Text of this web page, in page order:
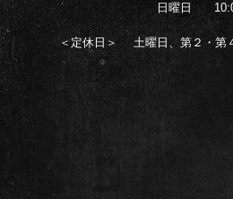
日曜日
＜定休日＞ 土曜日、第２・第